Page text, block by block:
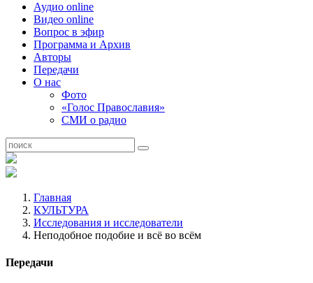
Аудио online
Видео online
Вопрос в эфир
Программа и Архив
Авторы
Передачи
О нас
Фото
«Голос Православия»
СМИ о радио
Главная
КУЛЬТУРА
Исследования и исследователи
Неподобное подобие и всё во всём
Передачи